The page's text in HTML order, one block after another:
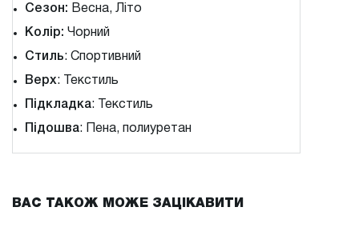
Сезон: Весна, Літо
Колір: Чорний
Стиль: Спортивний
Верх: Текстиль
Підкладка: Текстиль
Підошва: Пена, полиуретан
ВАС ТАКОЖ МОЖЕ ЗАЦІКАВИТИ